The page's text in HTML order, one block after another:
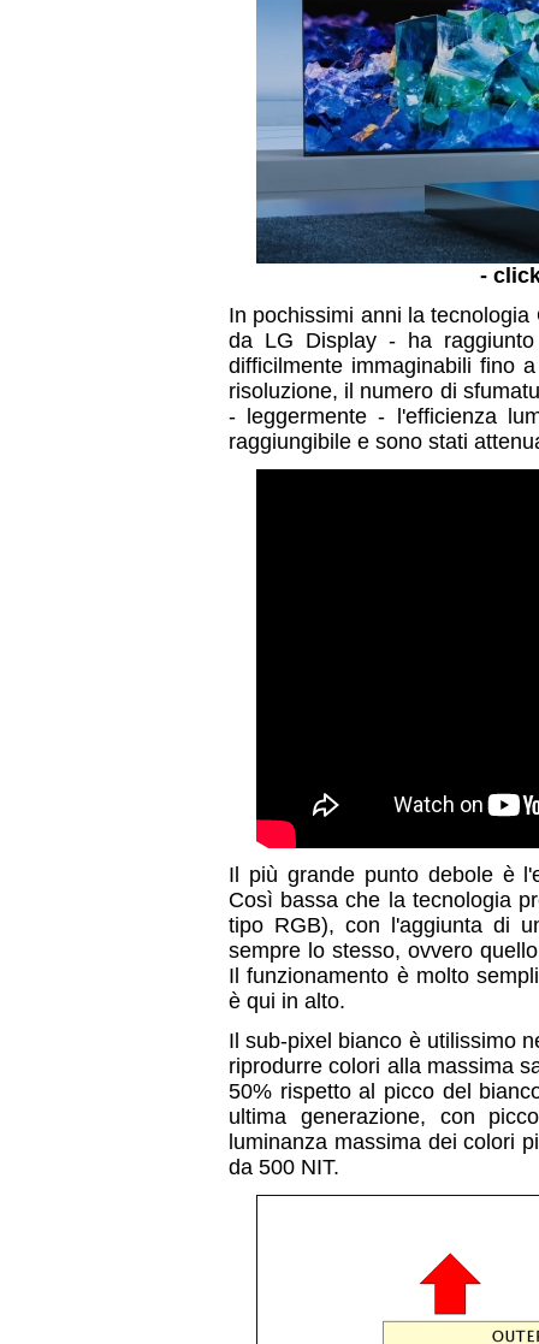
-
In pochissimi anni la
da LG Display - ha
difficilmente immaginabili fino
risoluzione, il numero di
- leggermente - l'efficienza
raggiungibile e sono stati
Il più grande punto debole è
Così bassa che la tecnologia
tipo RGB), con l'aggiunta di
sempre lo stesso, ovvero
Il funzionamento è molto
è qui in alto.
Il sub-pixel bianco è utilissimo
riprodurre colori alla massima
50% rispetto al picco del
ultima generazione, con
luminanza massima dei colori
da 500 NIT.